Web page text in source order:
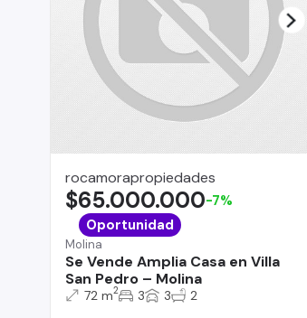
rocamorapropiedades
Molina
Se Vende Amplia Casa en Villa
San Pedro – Molina
$65.000.000-7%
Oportunidad
72 m2 3 3 2